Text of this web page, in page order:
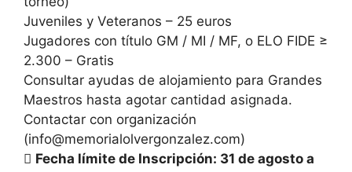
Juveniles y Veteranos – 25 euros
Jugadores con título GM / MI / MF, o ELO FIDE ≥
2.300 – Gratis
Consultar ayudas de alojamiento para Grandes
Maestros hasta agotar cantidad asignada.
Contactar con organización
(info@memorialolvergonzalez.com)
 Fecha límite de Inscripción: 31 de agosto a